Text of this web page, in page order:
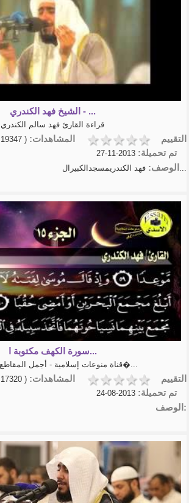
الشيخ فهد الكندري - ...
قراءة القارئ فهد سالم الكندري
التقييم المشاهدات: ( 19347 )
تم تحميلة: 2013-11-27
الوصف: فهد الكندريمسجدالكبيرال...
سورة الكهف مكتوبة ا...
قناة منوعات إسلامية - أجمل المقاطع الاسلامي�...
التقييم المشاهدات: ( 17320 )
تم تحميلة: 2013-08-24
الوصف: